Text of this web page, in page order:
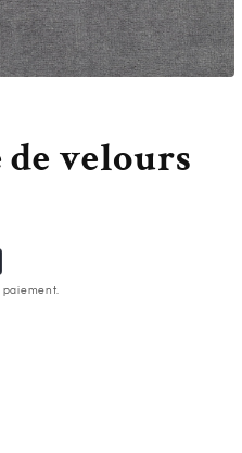
velours